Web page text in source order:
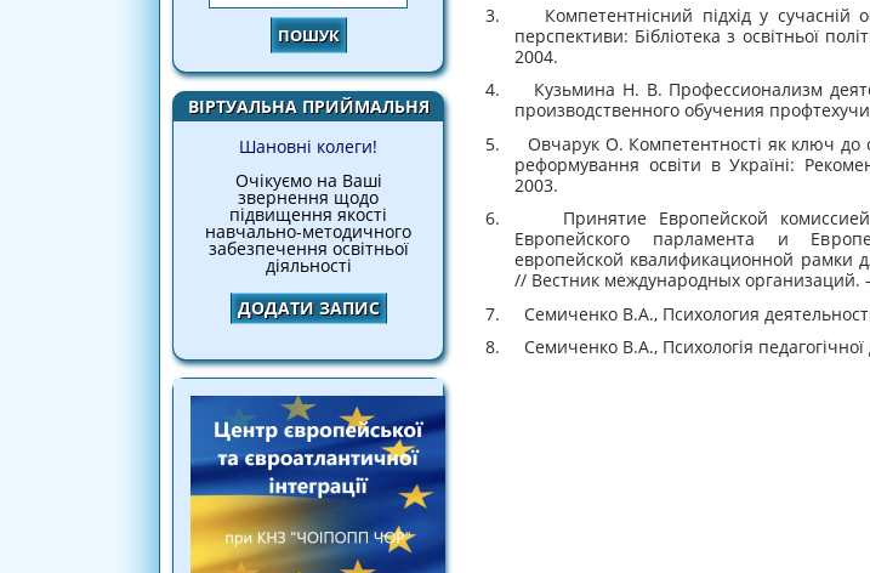
ВІРТУАЛЬНА ПРИЙМАЛЬНЯ
Шановні колеги!
Очікуємо на Ваші
звернення щодо
підвищення якості
навчально-методичного
забезпечення освітньої
діяльності
ДОДАТИ ЗАПИС
3. Компетентнісний підхід у сучасній
перспективи: Бібліотека з освітньої
2004.
4. Кузьмина Н. В. Профессионализм
производственного обучения
5. Овчарук О. Компетентності як ключ до
реформування освіти в Україні:
2003.
6. Принятие Европейской комиссией
Европейского парламента и
европейской квалификационной рамки
// Вестник международных организаций.
7. Семиченко В.А., Психология
8. Семиченко В.А., Психологія педагогічної